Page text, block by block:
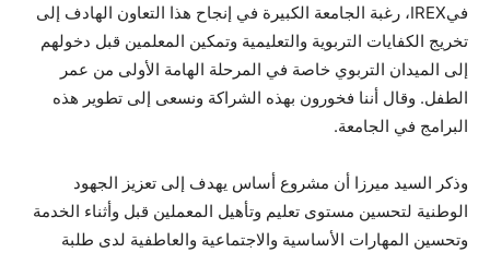
فيIREX، رغبة الجامعة الكبيرة في إنجاح هذا التعاون الهادف إلى
تخريج الكفايات التربوية والتعليمية وتمكين المعلمين قبل دخولهم
إلى الميدان التربوي خاصة في المرحلة الهامة الأولى من عمر
الطفل. وقال أننا فخورون بهذه الشراكة ونسعى إلى تطوير هذه
البرامج في الجامعة.
وذكر السيد ميرزا أن مشروع أساس يهدف إلى تعزيز الجهود
الوطنية لتحسين مستوى تعليم وتأهيل المعملين قبل وأثناء الخدمة
وتحسين المهارات الأساسية والاجتماعية والعاطفية لدى طلبة